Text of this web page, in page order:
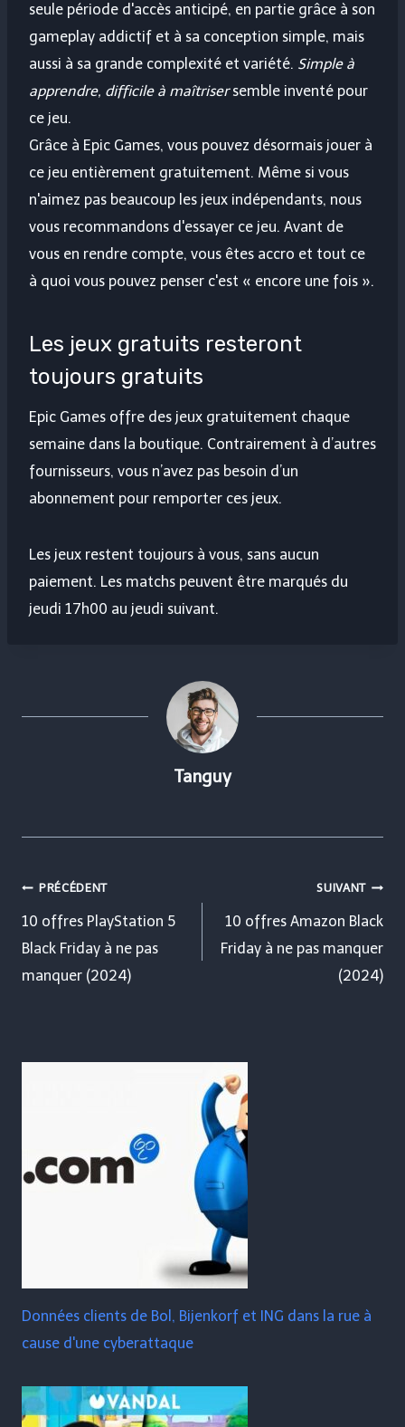
seule période d'accès anticipé, en partie grâce à son
gameplay addictif et à sa conception simple, mais
aussi à sa grande complexité et variété. Simple à
apprendre, difficile à maîtrisersemble inventé pour
ce jeu.
Grâce à Epic Games, vous pouvez désormais jouer à
ce jeu entièrement gratuitement. Même si vous
n'aimez pas beaucoup les jeux indépendants, nous
vous recommandons d'essayer ce jeu. Avant de
vous en rendre compte, vous êtes accro et tout ce
à quoi vous pouvez penser c'est « encore une fois ».
Les jeux gratuits resteront
toujours gratuits
Epic Games offre des jeux gratuitement chaque
semaine dans la boutique. Contrairement à d’autres
fournisseurs, vous n’avez pas besoin d’un
abonnement pour remporter ces jeux.
Les jeux restent toujours à vous, sans aucun
paiement. Les matchs peuvent être marqués du
jeudi 17h00 au jeudi suivant.
Tanguy
Navigation
de
l’article
PRÉCÉDENT
10 offres PlayStation 5
Black Friday à ne pas
manquer (2024)
SUIVANT
10 offres Amazon Black
Friday à ne pas manquer
(2024)
Données clients de Bol, Bijenkorf et ING dans la rue à
cause d'une cyberattaque